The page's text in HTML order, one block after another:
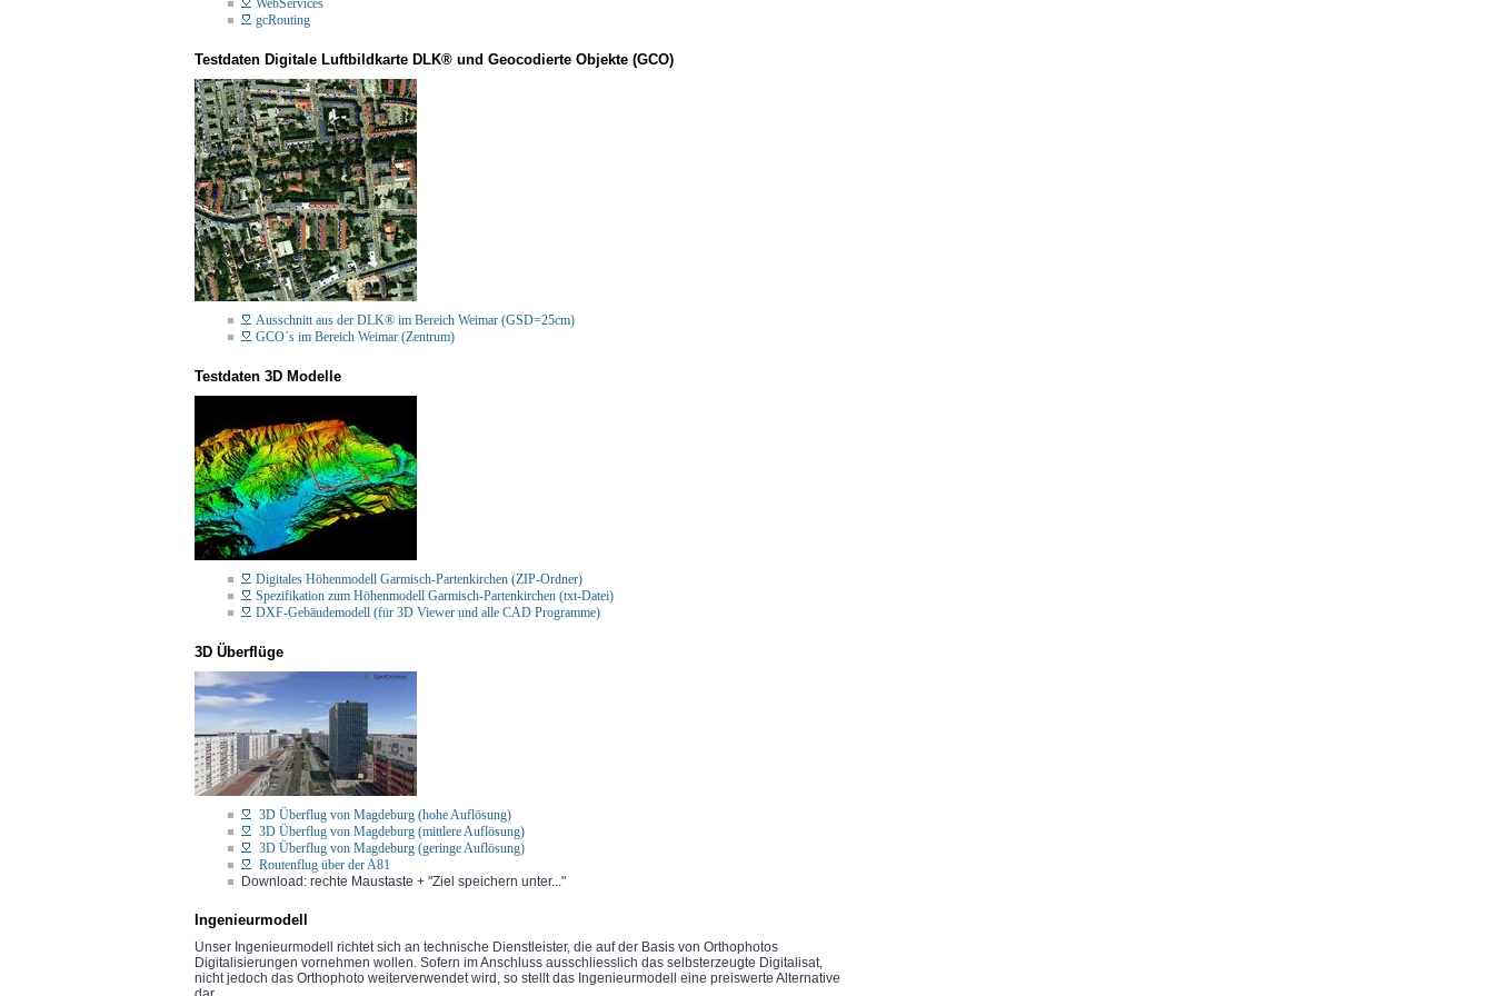
WebServices
gcRouting
Testdaten Digitale Luftbildkarte DLK® und Geocodierte Objekte (GCO)
Ausschnitt aus der DLK® im Bereich Weimar (GSD=25cm)
GCO´s im Bereich Weimar (Zentrum)
Testdaten 3D Modelle
Digitales Höhenmodell Garmisch-Partenkirchen (ZIP-Ordner)
Spezifikation zum Höhenmodell Garmisch-Partenkirchen (txt-Datei)
DXF-Gebäudemodell (für 3D Viewer und alle CAD Programme)
3D Überflüge
3D Überflug von Magdeburg (hohe Auflösung)
3D Überflug von Magdeburg (mittlere Auflösung)
3D Überflug von Magdeburg (geringe Auflösung)
Routenflug über der A81
Download: rechte Maustaste + "Ziel speichern unter..."
Ingenieurmodell
Unser Ingenieurmodell richtet sich an technische Dienstleister, die auf der Basis von Orthophotos
Digitalisierungen vornehmen wollen. Sofern im Anschluss ausschliesslich das selbsterzeugte Digitalisat,
nicht jedoch das Orthophoto weiterverwendet wird, so stellt das Ingenieurmodell eine preiswerte Alternative